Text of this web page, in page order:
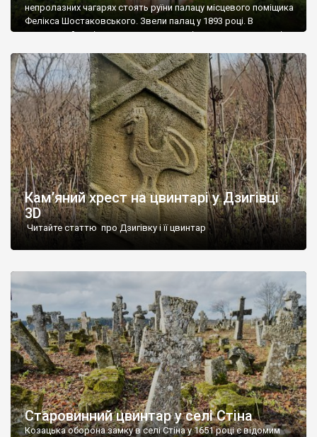
непролазних чагарях стоять руїни палацу місцевого поміщика
Фелікса Шостаковського. Звели палац у 1893 році. В
радянський період у ньому спочатку містилася школа, потім
століття тут розмістили туберкульозну лікарню. Коли із
палацу виїхала лікарня – ми точно не […]
Кам’яний хрест на цвинтарі у Дзигівці
3D
Читайте статтю про Дзигівку і її цвинтар
Старовинний цвинтар у селі Стіна
Козацька оборона замку в селі Стіна у 1651 році є відомим